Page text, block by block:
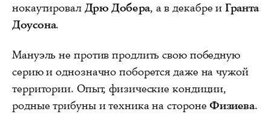
нокаутировал Дрю Добера, а в декабре иГранта
Доусона.
Мануэль не против продлить свою победную
серию и однозначно поборется даже на чужой
территории. Опыт, физические кондиции,
родные трибуны и техника на стороне Физиева.